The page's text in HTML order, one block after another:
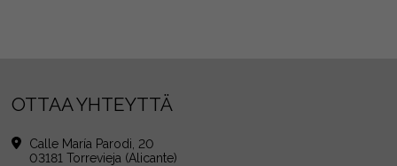
OTTAA YHTEYTTÄ
Calle María Parodi, 20
03181 Torrevieja (Alicante)